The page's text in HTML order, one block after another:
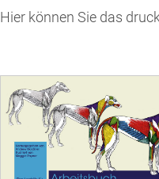
Hier können Sie das